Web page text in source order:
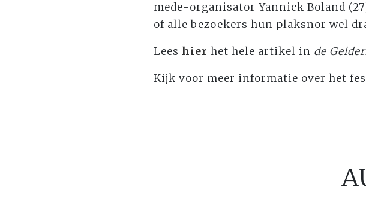
mede-organisator Yannick Boland
of alle bezoekers hun plaksnor wel
Lees hier het hele artikel in de
Kijk voor meer informatie over het